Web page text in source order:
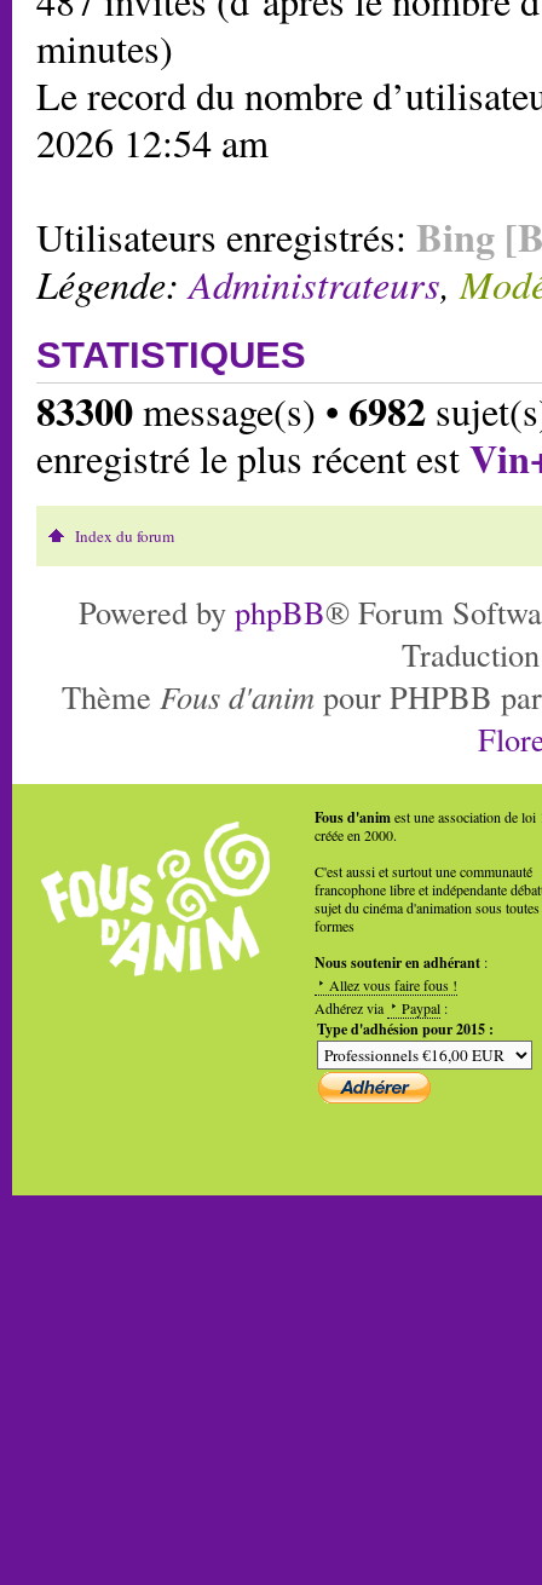
minutes)
Le record du nombre
2026 12:54 am
Utilisateurs enregistrés: Bing
Légende:Administrateurs,
STATISTIQUES
83300message(s) • 6982
enregistré le plus récent est
Index du forum
Powered by phpBB® Forum
Thème Fous d'anim pour PHPBB
Fous d'animest une association de loi
créée en 2000.
C'est aussi et surtout une communauté
francophone libre et indépendante
sujet du cinéma d'animation sous toutes
formes
Nous soutenir en adhérant :
Allez vous faire fous !
Adhérez via
Paypal :
Type d'adhésion pour 2015 :